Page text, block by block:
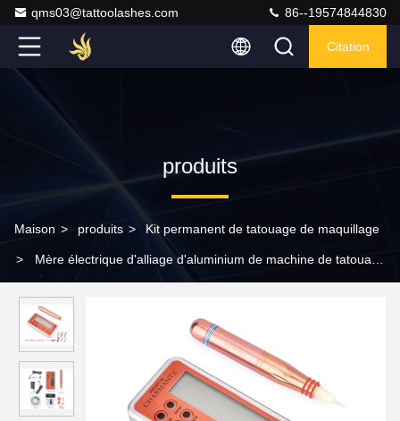
qms03@tattoolashes.com 86--19574844830
Citation
produits
Maison > produits > Kit permanent de tatouage de maquillage
> Mère électrique d'alliage d'aluminium de machine de tatouage